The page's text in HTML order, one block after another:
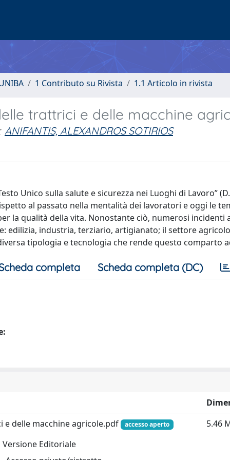
1 Contributo su Rivista 1.1 Articolo in rivista
trattrici e delle macchine
ANIFANTIS, ALEXANDROS SOTIRIOS
Unico sulla salute e sicurezza nei Luoghi di Lavoro”
al passato nella mentalità dei lavoratori e oggi le
la qualità della vita. Nonostante ciò, numerosi
edilizia, industria, terziario, artigianato; il settore
tipologia e tecnologia che rende questo comparto
completa Scheda completa (DC)
e delle macchine agricole.pdf
accesso aperto
Editoriale
5.46